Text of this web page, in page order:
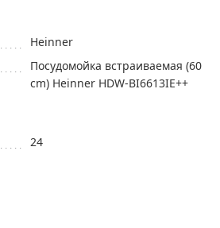
Heinner
Посудомойка встраиваемая (60
cm) Heinner HDW-BI6613IE++
24